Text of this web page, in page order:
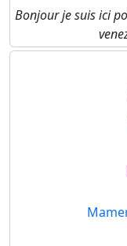
Bonjour je suis ici